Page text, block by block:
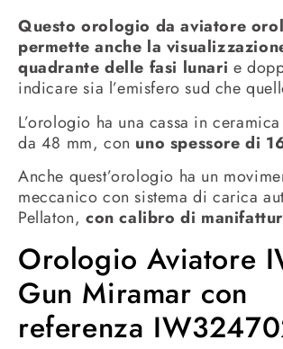
Questo orologio da aviatore
permette anche la
quadrante delle fasi lunari e
indicare sia l’emisfero sud che
L’orologio ha una cassa in
da 48 mm, con uno spessore di
Anche quest’orologio ha un
meccanico con sistema di carica
Pellaton, con calibro di
Orologio Aviatore
Gun Miramar con
referenza